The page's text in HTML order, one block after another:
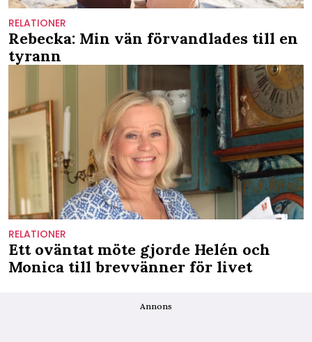
RELATIONER
Rebecka: Min vän förvandlades till en
tyrann
RELATIONER
Ett oväntat möte gjorde Helén och
Monica till brevvänner för livet
Annons